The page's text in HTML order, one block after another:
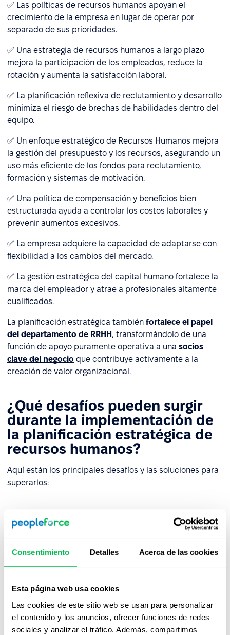
Consentimiento Detalles Acerca de las cookies
Esta página web usa cookies
Las cookies de este sitio web se usan para personalizar
el contenido y los anuncios, ofrecer funciones de redes
sociales y analizar el tráfico. Además, compartimos
✅ Las políticas de recursos humanos apoyan el
crecimiento de la empresa en lugar de operar por
separado de sus prioridades.
✅ Una estrategia de recursos humanos a largo plazo
mejora la participación de los empleados, reduce la
rotación y aumenta la satisfacción laboral.
✅ La planificación reflexiva de reclutamiento y desarrollo
minimiza el riesgo de brechas de habilidades dentro del
equipo.
✅ Un enfoque estratégico de Recursos Humanos mejora
la gestión del presupuesto y los recursos, asegurando un
uso más eficiente de los fondos para reclutamiento,
formación y sistemas de motivación.
✅ Una política de compensación y beneficios bien
estructurada ayuda a controlar los costos laborales y
prevenir aumentos excesivos.
✅ La empresa adquiere la capacidad de adaptarse con
flexibilidad a los cambios del mercado.
✅ La gestión estratégica del capital humano fortalece la
marca del empleador y atrae a profesionales altamente
cualificados.
La planificación estratégica también fortalece el papel
del departamento de RRHH , transformándolo de una
función de apoyo puramente operativa a una socios
clave del negocio que contribuye activamente a la
creación de valor organizacional.
¿Qué desafíos pueden surgir
durante la implementación de
la planificación estratégica de
recursos humanos?
Aquí están los principales desafíos y las soluciones para
superarlos:
Resistencia al cambio
de empleados que están apegados a las prácticas
cultura organizacional.
💡 Solución:
Garantizar una comunicación transparente y explicar